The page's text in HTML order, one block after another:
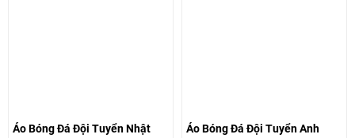
Áo Bóng Đá Đội Tuyển Nhật
Áo Bóng Đá Đội Tuyển Anh